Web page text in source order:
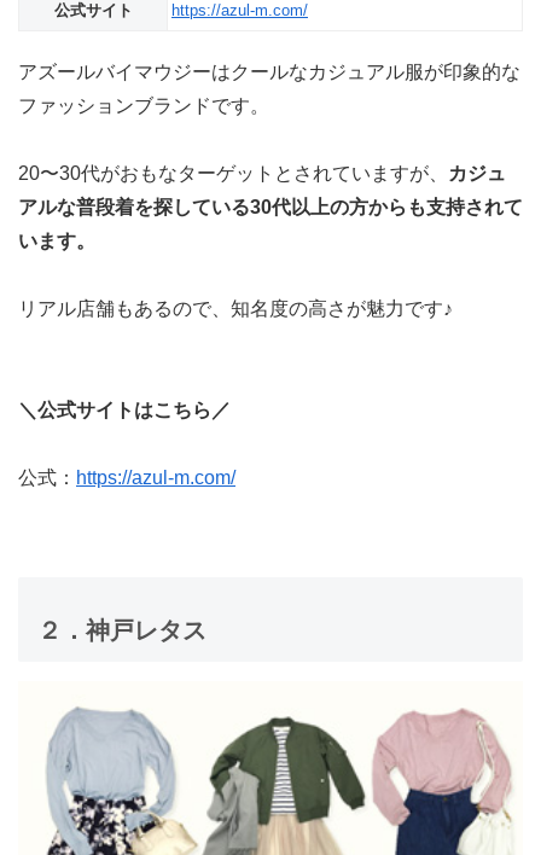
公式サイト https://azul-m.com/
アズールバイマウジーはクールなカジュアル服が印象的な
ファッションブランドです。
20〜30代がおもなターゲットとされていますが、 カジュ
アルな普段着を探している30代以上の方からも支持されて
います。
リアル店舗もあるので、知名度の高さが魅力です♪
＼公式サイトはこちら／
公式： https://azul-m.com/
２．神戸レタス